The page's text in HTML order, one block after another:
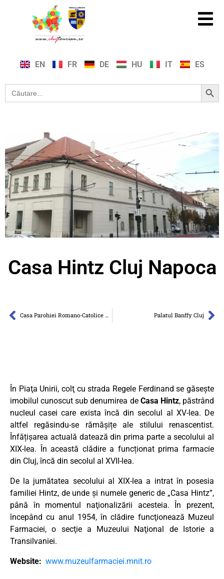
EN FR DE HU IT ES
Search
for:
Search Button
Casa Hintz Cluj Napoca
Casa Parohiei Romano-Catolice Cluj Napoca Palatul Banffy Cluj
În Piaţa Unirii, colţ cu strada Regele Ferdinand se găseşte
imobilul cunoscut sub denumirea de Casa Hintz, păstrând
nucleul casei care exista încă din secolul al XV-lea. De
altfel regăsindu-se rămășițe ale stilului renascentist.
Înfățișarea actuală datează din prima parte a secolului al
XIX-lea. În această clădire a funcționat prima farmacie
din Cluj, încă din secolul al XVII-lea.
De la jumătatea secolului al XIX-lea a intrat în posesia
familiei Hintz, de unde și numele generic de „Casa Hintz”,
până în momentul naţionalizării acesteia. În prezent,
începând cu anul 1954, în clădire funcţionează Muzeul
Farmaciei, o secţie a Muzeului Naţional de Istorie a
Transilvaniei.
Website: www.muzeulfarmaciei.mnit.ro